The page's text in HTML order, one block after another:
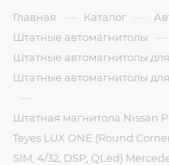
Главная — Каталог —
Штатные автомагнитолы —
Штатные автомагнитолы для
Штатные автомагнитолы для
—
Штатная магнитола Nissan
Teyes LUX ONE (Round
SIM, 4/32, DSP, QLed)